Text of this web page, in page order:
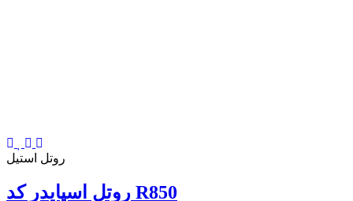
روتل استیل
روتل اسپایدر کد R850